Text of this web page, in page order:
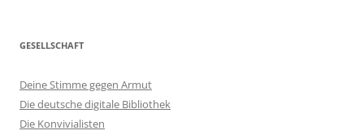
GESELLSCHAFT
Deine Stimme gegen Armut
Die deutsche digitale Bibliothek
Die Konvivialisten